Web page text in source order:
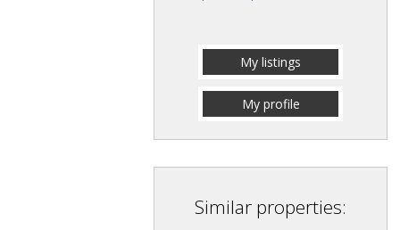
My listings
My profile
Similar properties: